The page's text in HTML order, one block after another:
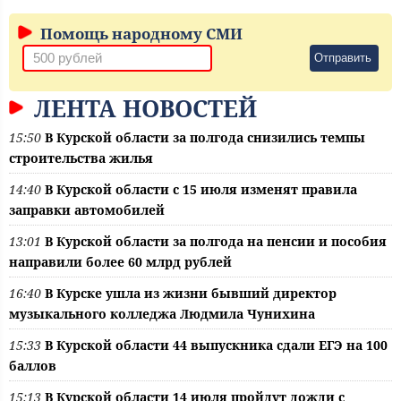
Помощь народному СМИ
Отправить
ЛЕНТА НОВОСТЕЙ
15:50 В Курской области за полгода снизились темпы
строительства жилья
14:40 В Курской области с 15 июля изменят правила
заправки автомобилей
13:01 В Курской области за полгода на пенсии и пособия
направили более 60 млрд рублей
16:40 В Курске ушла из жизни бывший директор
музыкального колледжа Людмила Чунихина
15:33 В Курской области 44 выпускника сдали ЕГЭ на 100
баллов
15:13 В Курской области 14 июля пройдут дожди с